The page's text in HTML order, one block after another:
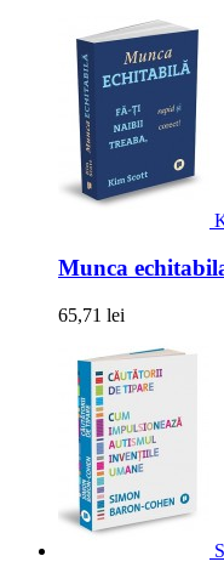
Munca
65,71 lei